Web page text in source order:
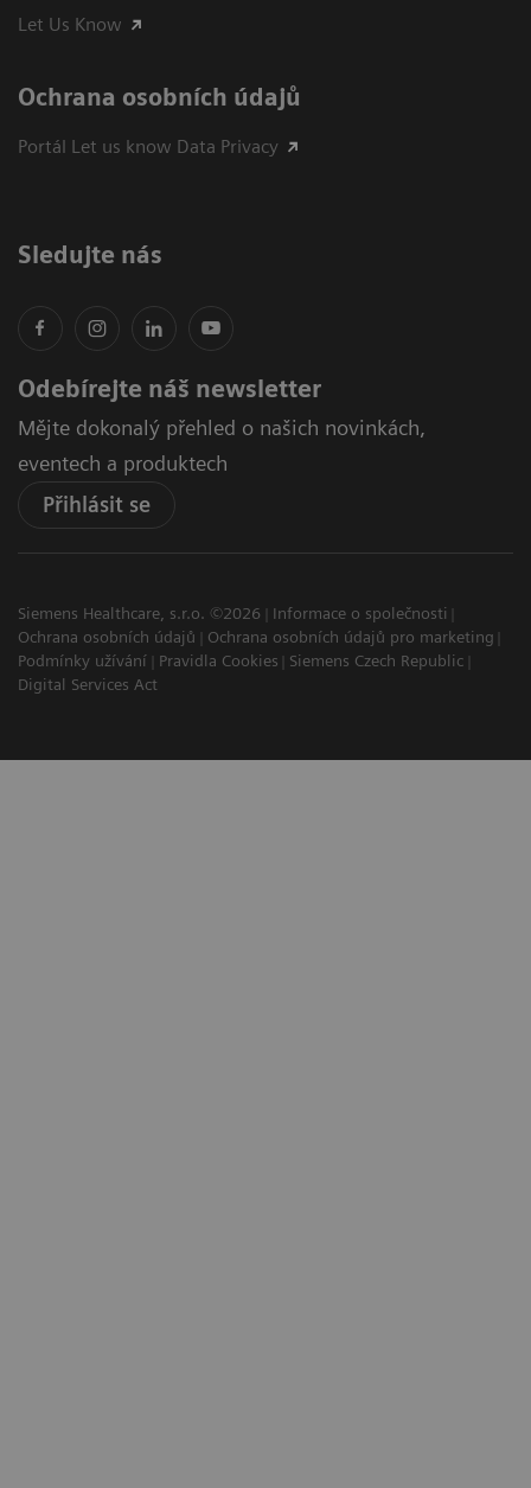
Let Us Know
Ochrana osobních údajů
Portál Let us know Data Privacy
Sledujte nás
Odebírejte náš newsletter
Mějte dokonalý přehled o našich novinkách,
eventech a produktech
Přihlásit se
Siemens Healthcare, s.r.o. ©2026
Informace o společnosti
Ochrana osobních údajů
Ochrana osobních údajů pro marketing
Podmínky užívání
Pravidla Cookies
Siemens Czech Republic
Digital Services Act